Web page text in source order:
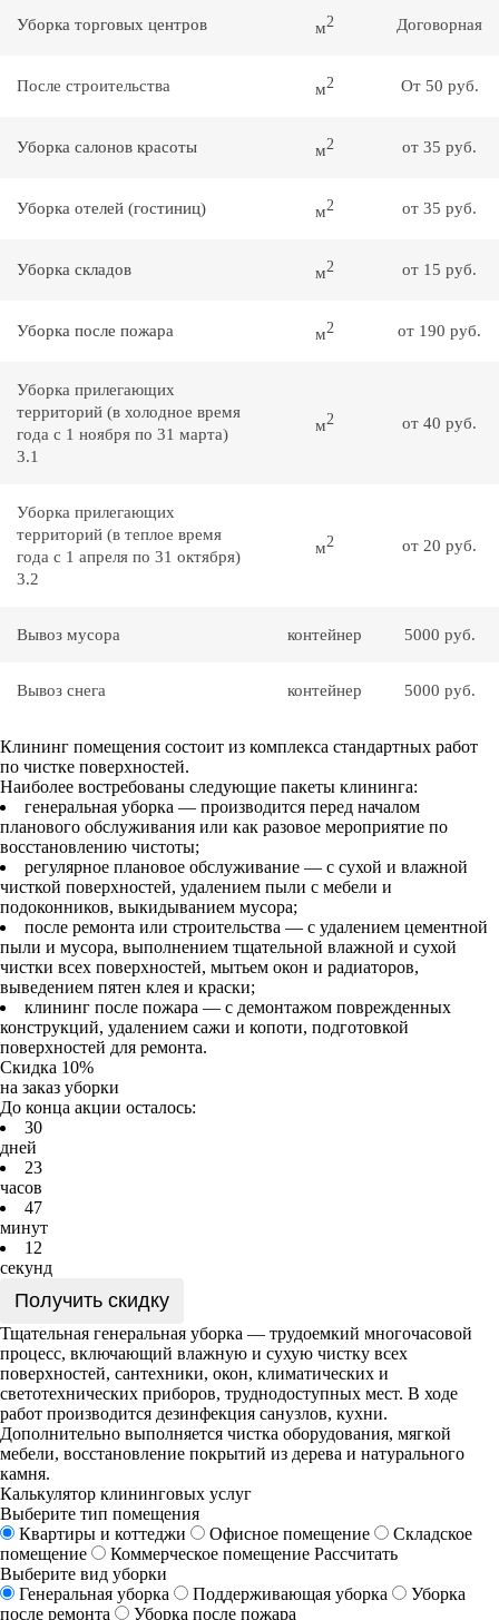
Уборка торговых центров м2 Договорная
После строительства м2 От 50 руб.
Уборка салонов красоты м2 от 35 руб.
Уборка отелей (гостиниц) м2 от 35 руб.
Уборка складов м2 от 15 руб.
Уборка после пожара м2 от 190 руб.
Уборка прилегающих
территорий (в холодное время
года с 1 ноября по 31 марта)
3.1
м2 от 40 руб.
Уборка прилегающих
территорий (в теплое время
года с 1 апреля по 31 октября)
3.2
м2 от 20 руб.
Вывоз мусора контейнер 5000 руб.
Вывоз снега контейнер 5000 руб.
Клининг помещения состоит из комплекса стандартных работ
по чистке поверхностей.
Наиболее востребованы следующие пакеты клининга:
генеральная уборка — производится перед началом
планового обслуживания или как разовое мероприятие по
восстановлению чистоты;
регулярное плановое обслуживание — с сухой и влажной
чисткой поверхностей, удалением пыли с мебели и
подоконников, выкидыванием мусора;
после ремонта или строительства — с удалением цементной
пыли и мусора, выполнением тщательной влажной и сухой
чистки всех поверхностей, мытьем окон и радиаторов,
выведением пятен клея и краски;
клининг после пожара — с демонтажом поврежденных
конструкций, удалением сажи и копоти, подготовкой
поверхностей для ремонта.
Скидка 10%
на заказ уборки
До конца акции осталось:
30
дней
23
часов
47
минут
1 2
секунд
Получить скидку
Тщательная генеральная уборка — трудоемкий многочасовой
процесс, включающий влажную и сухую чистку всех
поверхностей, сантехники, окон, климатических и
светотехнических приборов, труднодоступных мест. В ходе
работ производится дезинфекция санузлов, кухни.
Дополнительно выполняется чистка оборудования, мягкой
мебели, восстановление покрытий из дерева и натурального
камня.
Калькулятор клининговых услуг
Выберите тип помещения
Квартиры и коттеджи
Офисное помещение
Складское
помещение
Коммерческое помещение Рассчитать
Выберите вид уборки
Генеральная уборка
Поддерживающая уборка
Уборка
после ремонта
Уборка после пожара